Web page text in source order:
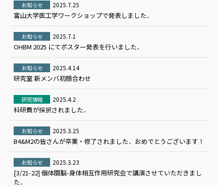
2025.7.25
お知らせ
富山大学医工学ワークショップで発表しました．
2025.7.1
お知らせ
OHBM 2025 にてポスター発表を行いました．
2025.4.14
お知らせ
研究室 新メンバ初顔合わせ
2025.4.2
研究情報
科研費が採択されました．
2025.3.25
お知らせ
B4&M2の皆さんが卒業・修了されました．おめでとうございます！
2025.3.23
お知らせ
[3/21-22] 個体間脳-身体相互作用研究会で講演させていただきまし
た．